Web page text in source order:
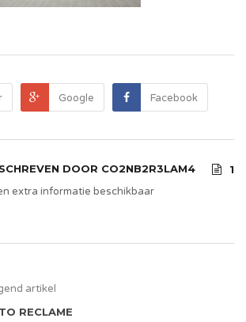
Google Facebook
DOOR CO2NB2R3LAM4
1
extra informatie beschikbaar
artikel
RECLAME